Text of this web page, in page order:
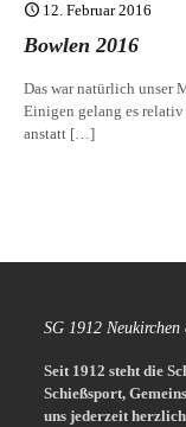
12. Februar 2016
Bowlen 2016
Das war natürlich unser
Einigen gelang es
anstatt […]
SG 1912 Neukirchen
Seit 1912 steht die
Schießsport,
uns jederzeit